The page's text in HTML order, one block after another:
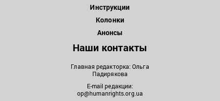
Инструкции
Колонки
Анонсы
Наши контакты
Главная редакторка: Ольга
Падирякова
E-mail редакции:
op@humanrights.org.ua